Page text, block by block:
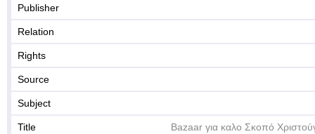
Publisher
Relation
Rights
Source
Subject
Title Bazaar για καλο Σκοπό